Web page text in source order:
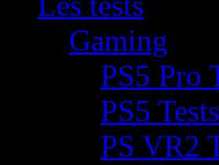
Gaming
PS5 Pro
PS5 Tests
PS VR2